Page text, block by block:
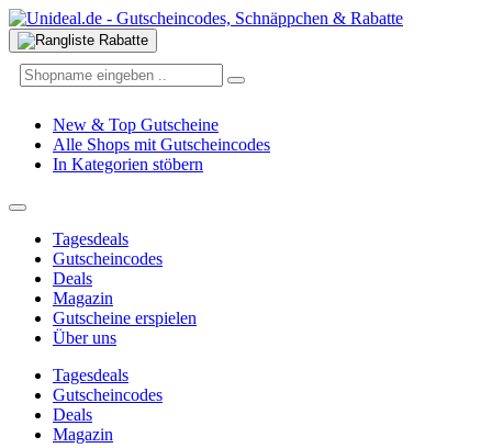
New & Top Gutscheine
Alle Shops mit Gutscheincodes
In Kategorien stöbern
Tagesdeals
Gutscheincodes
Deals
Magazin
Gutscheine erspielen
Über uns
Tagesdeals
Gutscheincodes
Deals
Magazin